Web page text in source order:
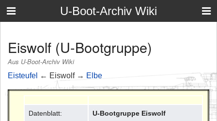
U-Boot-Archiv Wiki
Eiswolf (U-Bootgruppe)
Aus U-Boot-Archiv Wiki
Eisteufel ← Eiswolf → Elbe
Datenblatt: U-Bootgruppe Eiswolf